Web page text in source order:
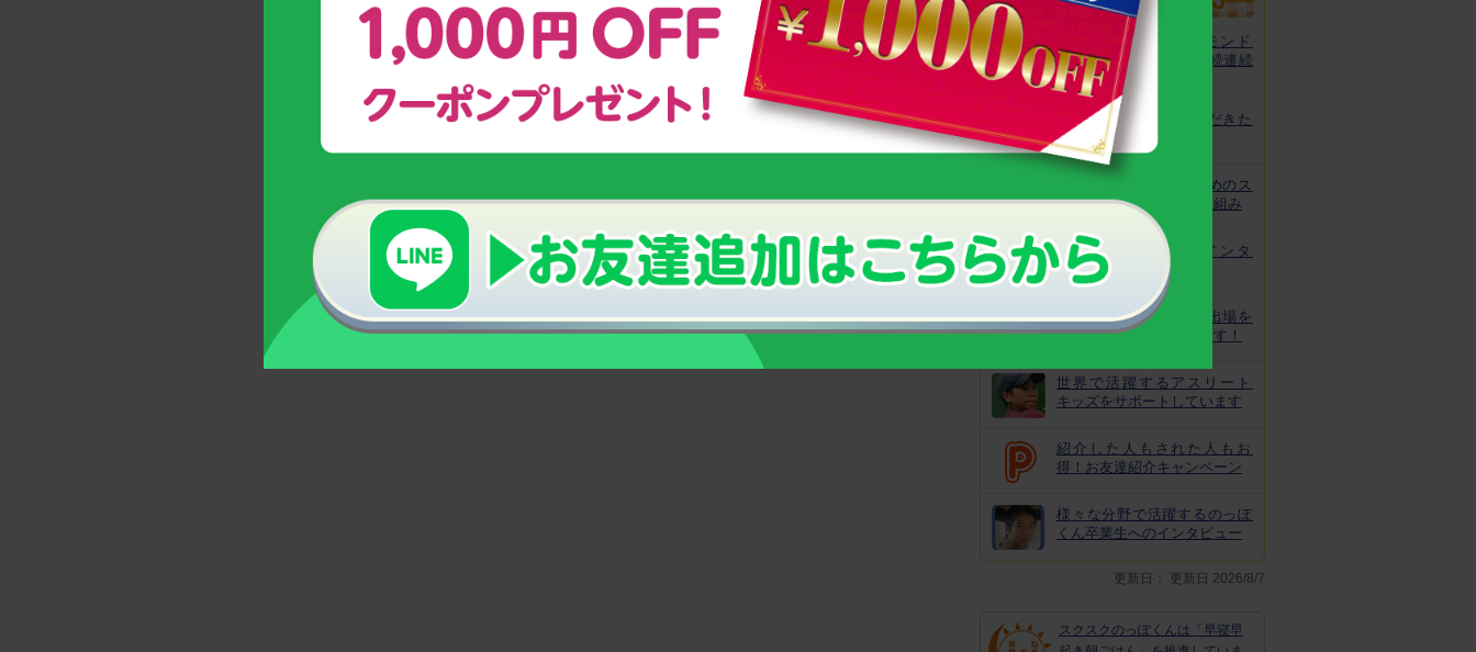
カルシウムグミが、モンド
「最高金賞」を13年連続連続
受賞！
非常時にお役立ていただきた
いトレーニング
皆様の安心と安全のためのス
クスクのっぽくんの取り組み
なでしこ宮間選手にインタ
ビュー！
ジュニアオリンピック出場を
目指してがんばっています！
世界で活躍するアスリート
キッズをサポートしています
紹介した人もされた人もお
得！お友達紹介キャンペーン
様々な分野で活躍するのっぽ
くん卒業生へのインタビュー
更新日： 更新日 2026/8/7
スクスクのっぽくんは「早寝早